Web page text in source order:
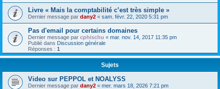
Livre « Mais la comptabilité c’est très simple »
Dernier message par dany2 « sam. févr. 22, 2020 5:31 pm
Pas d'email pour certains domaines
Dernier message par cphischu « mar. nov. 14, 2017 11:35 pm
Publié dans Discussion générale
Réponses : 1
Sujets
Video sur PEPPOL et NOALYSS
Dernier message par dany2 « mer. mars 18, 2026 7:21 pm